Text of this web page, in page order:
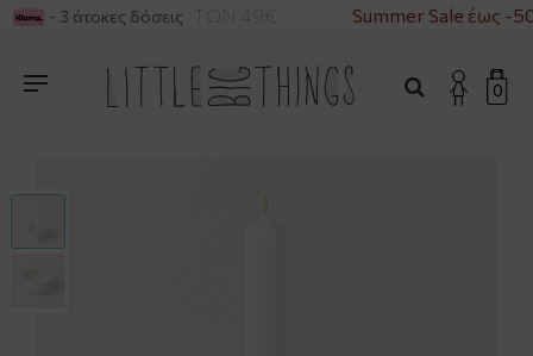
ΓΙΑ ΑΓΟΡΕΣ ΑΝΩ ΤΩΝ 49€ Summer Sale έως -
- 3 άτοκες δόσεις
0